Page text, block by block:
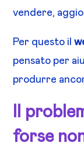
vendere,
Per questo il
pensato per
produrre
Il
forse